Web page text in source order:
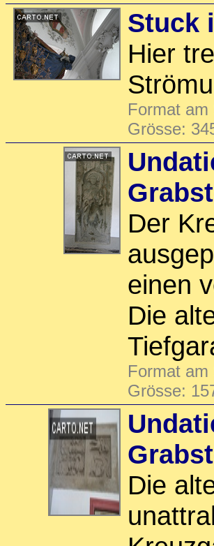
Stuck
Hier
Format am
Grösse:
Der
einen
Die
Format am
Grösse:
Die